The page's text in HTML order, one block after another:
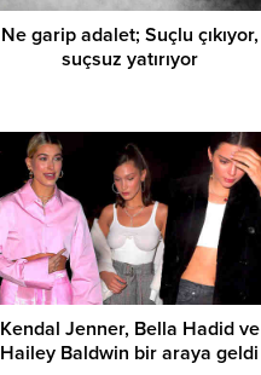
Ne garip adalet; Suçlu çıkıyor,
suçsuz yatırıyor
Kendal Jenner, Bella Hadid ve
Hailey Baldwin bir araya geldi